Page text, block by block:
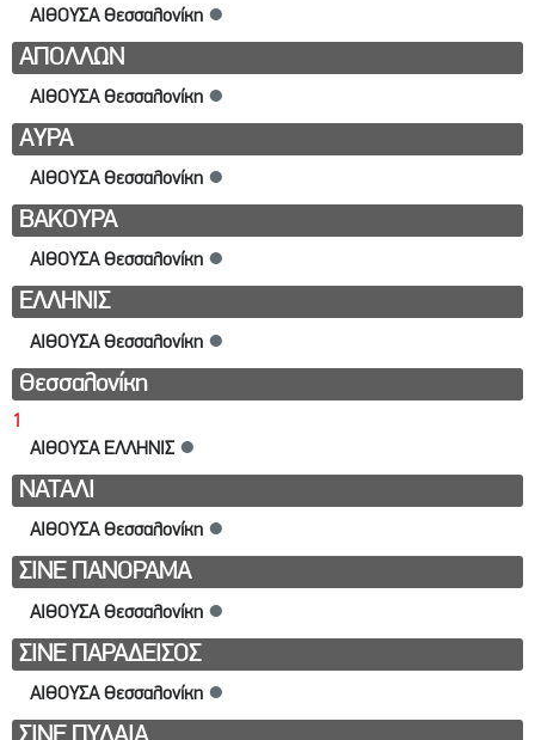
ΑΙΘΟΥΣΑ Θεσσαλονίκη ●
ΑΠΟΛΛΩΝ
ΑΙΘΟΥΣΑ Θεσσαλονίκη ●
ΑΥΡΑ
ΑΙΘΟΥΣΑ Θεσσαλονίκη ●
ΒΑΚΟΥΡΑ
ΑΙΘΟΥΣΑ Θεσσαλονίκη ●
ΕΛΛΗΝΙΣ
ΑΙΘΟΥΣΑ Θεσσαλονίκη ●
Θεσσαλονίκη
1
ΑΙΘΟΥΣΑ ΕΛΛΗΝΙΣ ●
ΝΑΤΑΛΙ
ΑΙΘΟΥΣΑ Θεσσαλονίκη ●
ΣΙΝΕ ΠΑΝΟΡΑΜΑ
ΑΙΘΟΥΣΑ Θεσσαλονίκη ●
ΣΙΝΕ ΠΑΡΑΔΕΙΣΟΣ
ΑΙΘΟΥΣΑ Θεσσαλονίκη ●
ΣΙΝΕ ΠΥΛΑΙΑ